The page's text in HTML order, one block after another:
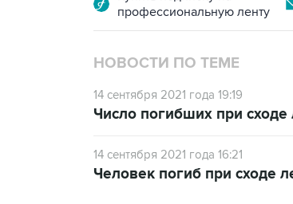
профессиональную ленту
НОВОСТИ ПО ТЕМЕ
14 сентября 2021 года 19:19
Число погибших при
14 сентября 2021 года 16:21
Человек погиб при сходе